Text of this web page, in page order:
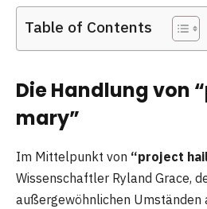
Table of Contents
Die Handlung von
mary”
Im Mittelpunkt von “project
Wissenschaftler Ryland Grace,
außergewöhnlichen Umständen